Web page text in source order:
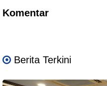
Komentar
Berita Terkini